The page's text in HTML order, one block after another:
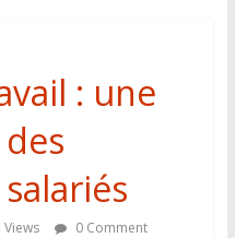
: une
Views 0 Comment